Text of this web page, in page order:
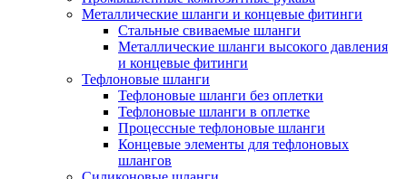
Металлические шланги и концевые фитинги
Стальные свиваемые шланги
Металлические шланги высокого давления
и концевые фитинги
Тефлоновые шланги
Тефлоновые шланги без оплетки
Тефлоновые шланги в оплетке
Процессные тефлоновые шланги
Концевые элементы для тефлоновых
шлангов